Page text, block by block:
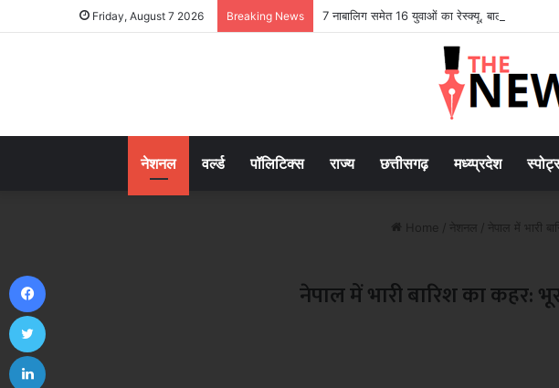
Friday, August 7 2026 Breaking News 7 नाबालिग समेत 16 युवाओं का रेस्क्यू, बाल तस्करी
नेशनल वर्ल्ड पॉलिटिक्स राज्य छत्तीसगढ़ मध्य्प्रदेश
Home / नेशनल / नेपाल में भारी
नेपाल में भारी बारिश का कहर: